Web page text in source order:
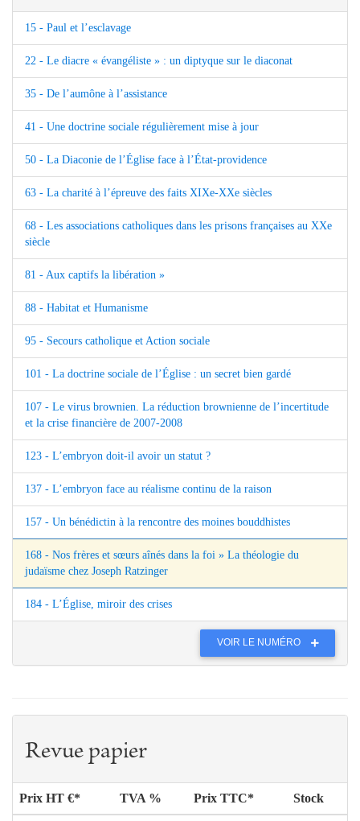
15 - Paul et l’esclavage
22 - Le diacre « évangéliste » : un diptyque sur le diaconat
35 - De l’aumône à l’assistance
41 - Une doctrine sociale régulièrement mise à jour
50 - La Diaconie de l’Église face à l’État-providence
63 - La charité à l’épreuve des faits XIXe-XXe siècles
68 - Les associations catholiques dans les prisons françaises au XXe
siècle
81 - Aux captifs la libération »
88 - Habitat et Humanisme
95 - Secours catholique et Action sociale
101 - La doctrine sociale de l’Église : un secret bien gardé
107 - Le virus brownien. La réduction brownienne de l’incertitude
et la crise financière de 2007-2008
123 - L’embryon doit-il avoir un statut ?
137 - L’embryon face au réalisme continu de la raison
157 - Un bénédictin à la rencontre des moines bouddhistes
168 - Nos frères et sœurs aînés dans la foi » La théologie du
judaïsme chez Joseph Ratzinger
184 - L’Église, miroir des crises
VOIR LE NUMÉRO
Revue papier
Prix HT €* TVA % Prix TTC* Stock